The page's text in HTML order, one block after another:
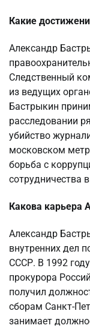
Какие
Александр
Следственный
из ведущих
Бастрыкин
расследовании
убийство
московском
борьба с
сотрудничества
Какова карьера
Александр
внутренних дел
СССР. В 1992
прокурора
получил
сборам Санкт-
занимает